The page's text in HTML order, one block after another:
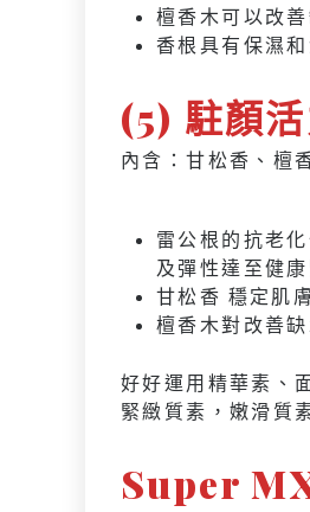
檀香木可以改
香根具有保濕和
(5) 駐顏
內含：甘松香、檀
雷公根的抗老
及彈性達至健
甘松香 穩定肌
檀香木對改善
好好運用精華素、
緊緻質素，嫩滑質
Super